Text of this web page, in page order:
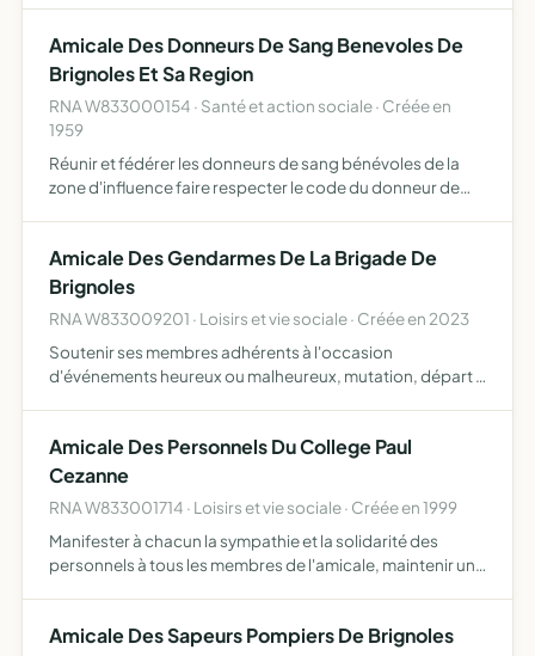
coutu…
Amicale Des Donneurs De Sang Benevoles De
Brignoles Et Sa Region
RNA W833000154 · Santé et action sociale · Créée en
1959
Réunir et fédérer les donneurs de sang bénévoles de la
zone d'influence faire respecter le code du donneur de
instances dépar…
Amicale Des Gendarmes De La Brigade De
Brignoles
RNA W833009201 · Loisirs et vie sociale · Créée en 2023
Soutenir ses membres adhérents à l'occasion
d'événements heureux ou malheureux, mutation, départ à
culturelle…
Amicale Des Personnels Du College Paul
Cezanne
RNA W833001714 · Loisirs et vie sociale · Créée en 1999
Manifester à chacun la sympathie et la solidarité des
personnels à tous les membres de l'amicale, maintenir un
Amicale Des Sapeurs Pompiers De Brignoles